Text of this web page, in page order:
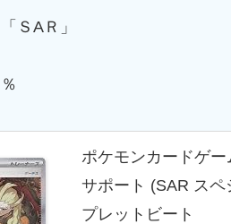
ＳAＲ」
ポケモンカードゲ
サポート (SAR スペ
プレットビート